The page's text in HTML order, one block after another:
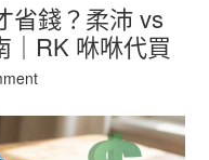
省錢？柔沛 vs
｜RK 咻咻代買